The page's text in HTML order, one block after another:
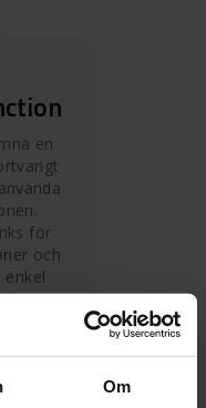
Om
en
för
och
enkel